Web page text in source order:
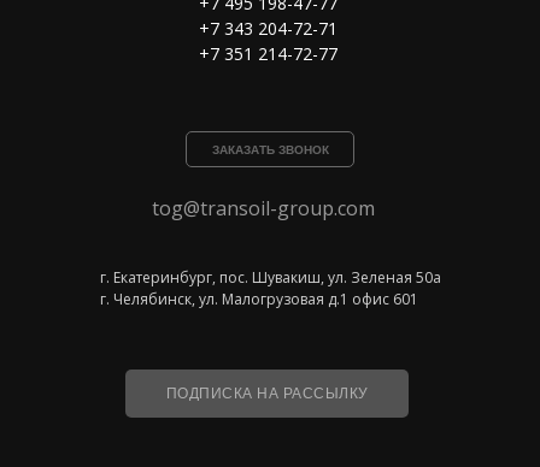
ПОДПИСКА НА РАССЫЛКУ
+7 343 204-72-71
+7 351 214-72-77
ЗАКАЗАТЬ ЗВОНОК
tog@transoil-group.com
г. Екатеринбург, пос. Шувакиш, ул. Зеленая 50а
г. Челябинск, ул. Малогрузовая д.1 офис 601